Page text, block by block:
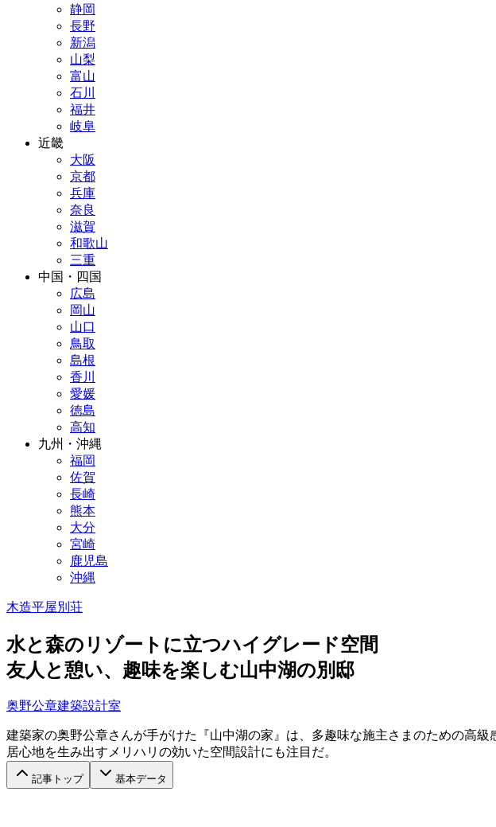
静岡
長野
新潟
山梨
富山
石川
福井
岐阜
近畿
大阪
京都
兵庫
奈良
滋賀
和歌山
三重
中国・四国
広島
岡山
山口
鳥取
島根
香川
愛媛
徳島
高知
九州・沖縄
福岡
佐賀
長崎
熊本
大分
宮崎
鹿児島
沖縄
木造平屋別荘
水と森のリゾートに立つハイグレード空間
友人と憩い、趣味を楽しむ山中湖の別邸
奥野公章建築設計室
建築家の奥野公章さんが手がけた『山中湖の家』は、多趣味な施主さまのための高
居心地を生み出すメリハリの効いた空間設計にも注目だ。
記事トップ 基本データ